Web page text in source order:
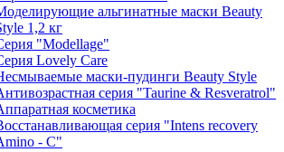
альгинатные маски Beauty
1,2 кг
"Modellage"
Lovely Care
маски-пудинги Beauty Style
серия "Taurine & Resveratrol"
косметика
серия "Intens recovery
- C"